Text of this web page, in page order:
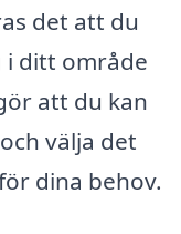
det att du
ditt område
att du kan
välja det
dina behov.